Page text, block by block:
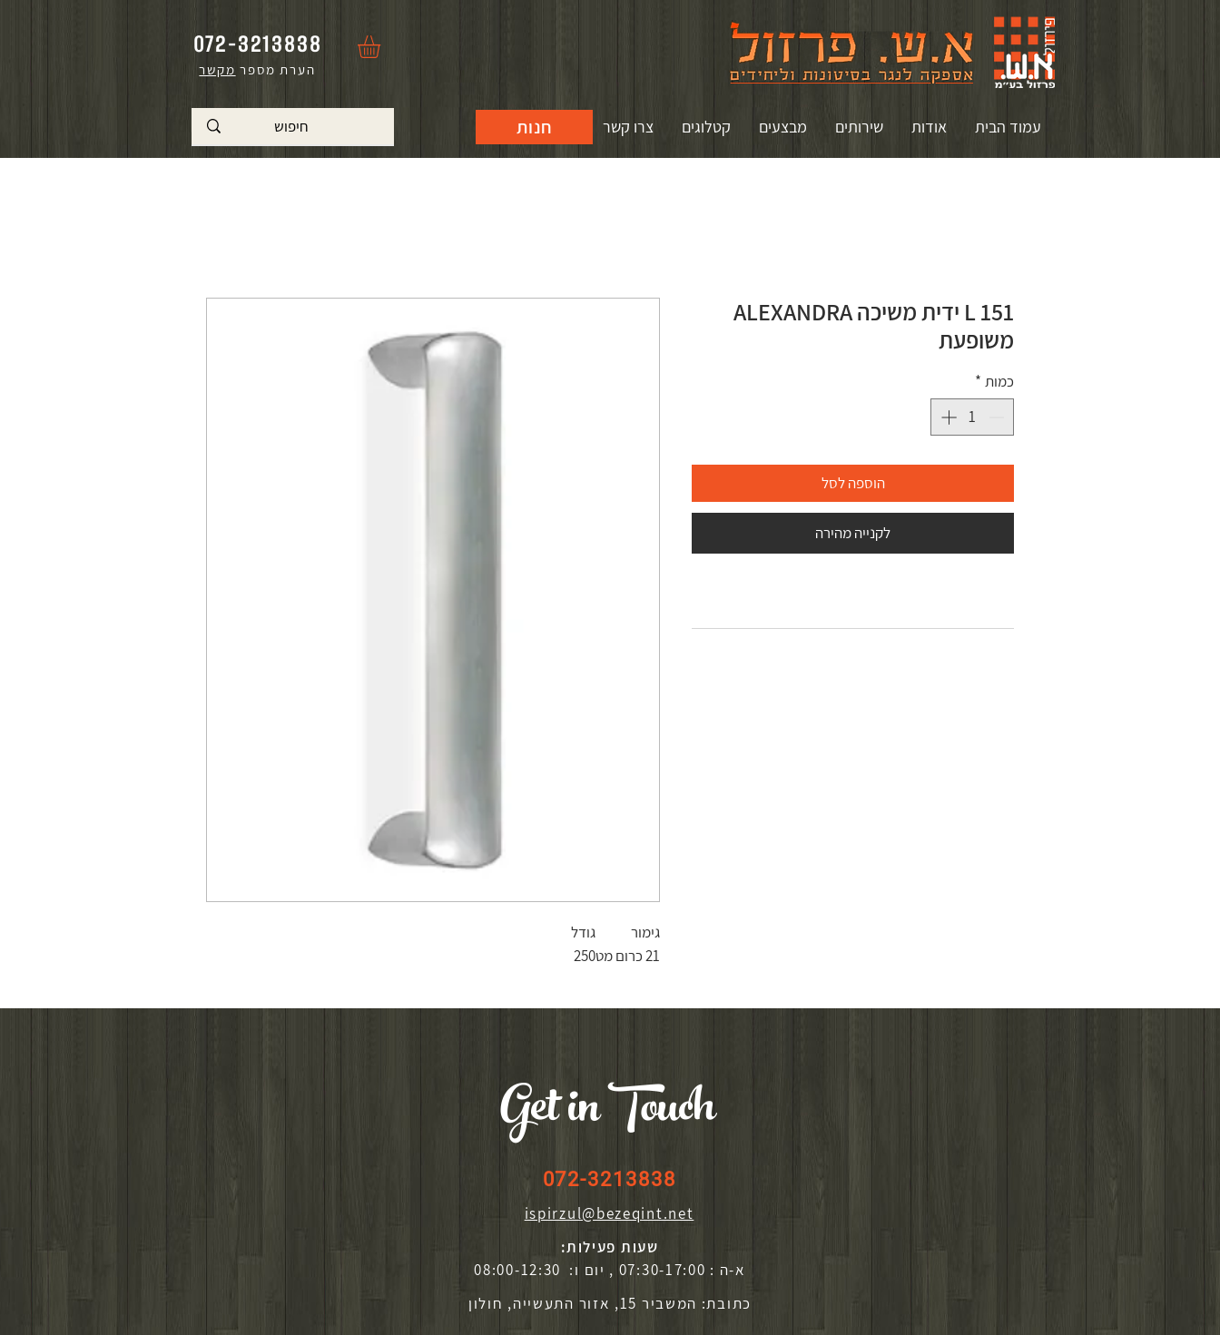
072-3213838
הערת מספר מקשר
חנות עמוד הבית אודות שירותים מבצעים קטלוגים צרו קשר
גימור
גודל
21 כרום מט
250
L 151 ידית משיכה ALEXANDRA
משופעת
כמות *
הוספה לסל
לקנייה מהירה
Get in Touch
072-3213838
ispirzul@bezeqint.net
שעות פעילות:
א-ה : 07:30-17:00 , יום ו: 08:00-12:30
כתובת: המשביר 15, אזור התעשייה, חולון